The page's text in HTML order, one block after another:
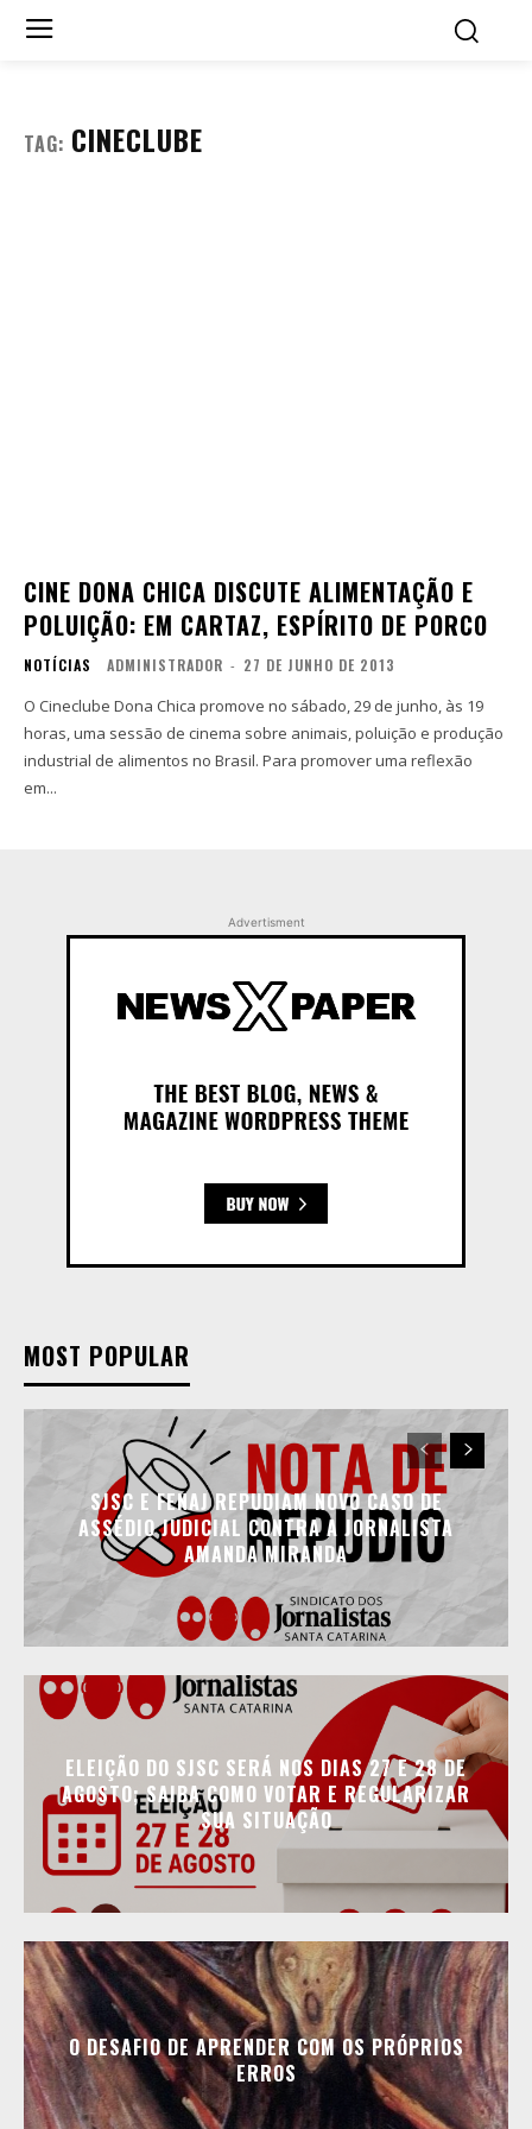
TAG: CINECLUBE
CINE DONA CHICA DISCUTE ALIMENTAÇÃO E
POLUIÇÃO: EM CARTAZ, ESPÍRITO DE PORCO
NOTÍCIAS ADMINISTRADOR - 27 DE JUNHO DE 2013
O Cineclube Dona Chica promove no sábado, 29 de junho, às 19
horas, uma sessão de cinema sobre animais, poluição e produção
industrial de alimentos no Brasil. Para promover uma reflexão
em...
Advertisment
MOST POPULAR
SJSC E FENAJ REPUDIAM NOVO CASO DE
ASSÉDIO JUDICIAL CONTRA A JORNALISTA
AMANDA MIRANDA
ELEIÇÃO DO SJSC SERÁ NOS DIAS 27 E 28 DE
AGOSTO; SAIBA COMO VOTAR E REGULARIZAR
SUA SITUAÇÃO
O DESAFIO DE APRENDER COM OS PRÓPRIOS
ERROS